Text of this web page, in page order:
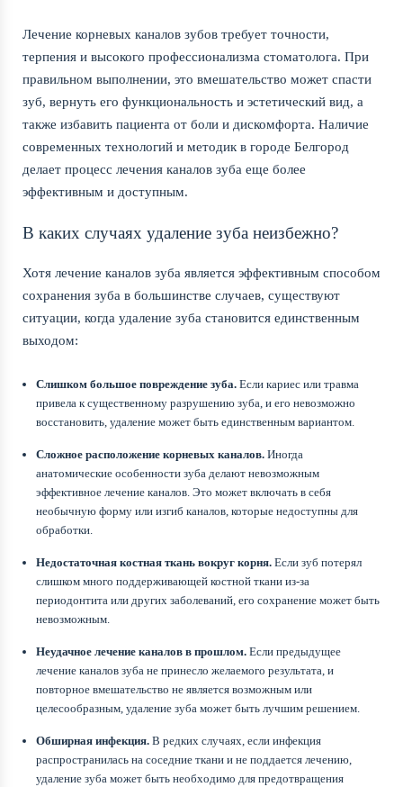
Лечение корневых каналов зубов требует точности,
терпения и высокого профессионализма стоматолога. При
правильном выполнении, это вмешательство может спасти
зуб, вернуть его функциональность и эстетический вид, а
также избавить пациента от боли и дискомфорта. Наличие
современных технологий и методик в городе Белгород
делает процесс лечения каналов зуба еще более
эффективным и доступным.
В каких случаях удаление зуба неизбежно?
Хотя лечение каналов зуба является эффективным способом
сохранения зуба в большинстве случаев, существуют
ситуации, когда удаление зуба становится единственным
выходом:
Слишком большое повреждение зуба. Если кариес или травма
привела к существенному разрушению зуба, и его невозможно
восстановить, удаление может быть единственным вариантом.
Сложное расположение корневых каналов. Иногда
анатомические особенности зуба делают невозможным
эффективное лечение каналов. Это может включать в себя
необычную форму или изгиб каналов, которые недоступны для
обработки.
Недостаточная костная ткань вокруг корня. Если зуб потерял
слишком много поддерживающей костной ткани из-за
периодонтита или других заболеваний, его сохранение может быть
невозможным.
Неудачное лечение каналов в прошлом. Если предыдущее
лечение каналов зуба не принесло желаемого результата, и
повторное вмешательство не является возможным или
целесообразным, удаление зуба может быть лучшим решением.
Обширная инфекция. В редких случаях, если инфекция
распространилась на соседние ткани и не поддается лечению,
удаление зуба может быть необходимо для предотвращения